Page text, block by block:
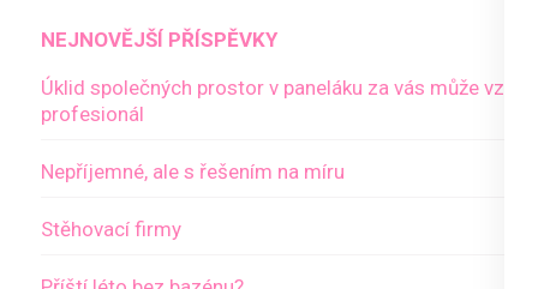
NEJNOVĚJŠÍ PŘÍSPĚVKY
Úklid společných prostor v paneláku za vás může vzít
profesionál
Nepříjemné, ale s řešením na míru
Stěhovací firmy